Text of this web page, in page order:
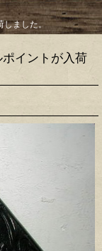
しました。
イントが入荷